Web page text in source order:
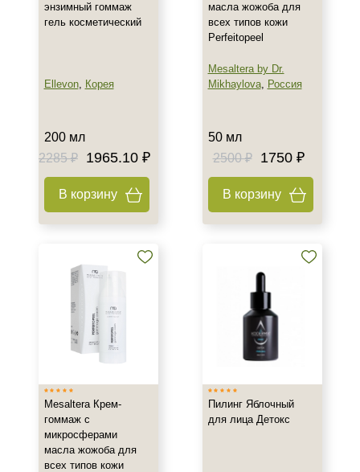
Класс косметики
Лечебная
Тип кожи
Жирная
Зрелая
Любой возраст (от 18 лет)
После 20
Показать еще
Действие
Восстановление
Матирование
Обезжиривание
энзимный гоммаж
гель косметический
Ellevon, Корея
200 мл
2285 ₽
1965.10 ₽
В корзину
масла жожоба для
всех типов кожи
Perfeitopeel
Mesaltera by Dr.
Mikhaylova, Россия
50 мл
2500 ₽
1750 ₽
В корзину
Mesaltera Крем-
гоммаж с
микросферами
масла жожоба для
всех типов кожи
Пилинг Яблочный
для лица Детокс